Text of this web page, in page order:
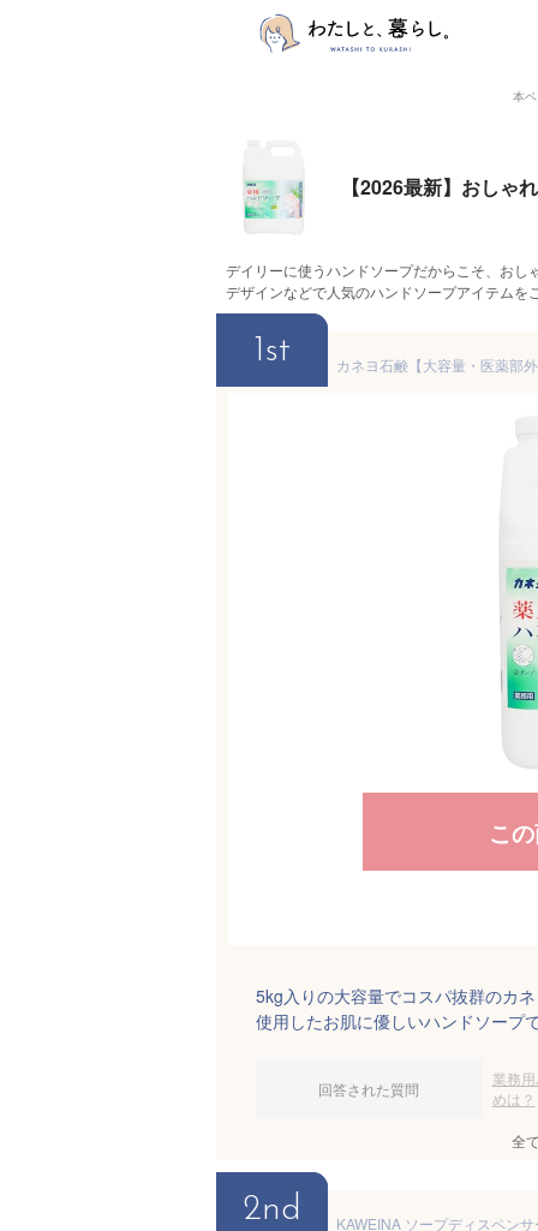
本
【2026最新】おしゃ
デイリーに使うハンドソープだからこそ、お
デザインなどで人気のハンドソープアイテムを
1st
こ
5kg入りの大容量でコスパ抜群のカ
使用したお肌に優しいハンドソープ
回答された質問
業務
めは？
全
2nd